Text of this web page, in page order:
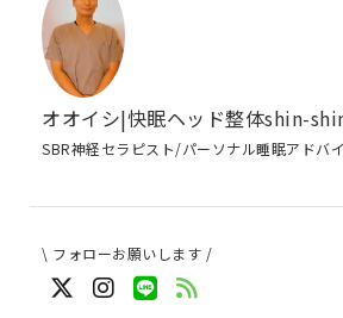
オオイシ|快眠ヘッド整体shin-
SBR神経セラピスト/パーソナル睡眠アドバ
\ フォローお願いします /